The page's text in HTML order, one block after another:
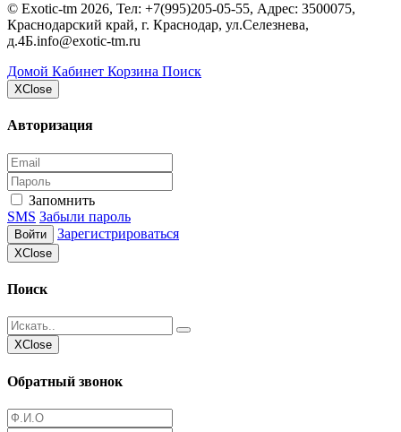
© Exotic-tm 2026, Тел: +7(995)205-05-55, Адрес: 3500075,
Краснодарский край, г. Краснодар, ул.Селезнева,
д.4Б.info@exotic-tm.ru
Домой Кабинет Корзина Поиск
ХClose
Авторизация
Запомнить
SMS Забыли пароль
Войти Зарегистрироваться
ХClose
Поиск
ХClose
Обратный звонок